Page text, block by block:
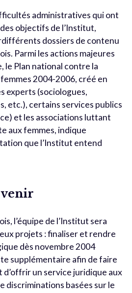
administratives qui ont
objectifs de l’Institut,
dossiers de contenu
Parmi les actions majeures
le Plan national contre la
2004-2006, créé en
experts (sociologues,
etc.), certains services publics
et les associations luttant
aux femmes, indique
que l’Institut entend
venir
l’équipe de l’Institut sera
projets : finaliser et rendre
dès novembre 2004
supplémentaire afin de faire
d’offrir un service juridique aux
discriminations basées sur le